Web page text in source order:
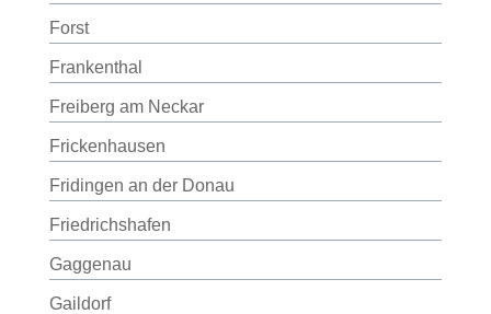
Forst
Frankenthal
Freiberg am Neckar
Frickenhausen
Fridingen an der Donau
Friedrichshafen
Gaggenau
Gaildorf